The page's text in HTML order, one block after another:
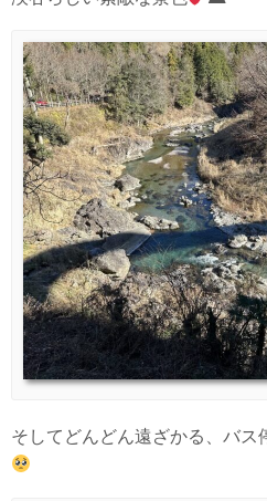
そしてどんどん遠ざかる、バス